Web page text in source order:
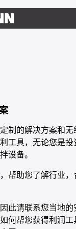
制的解决方案和
工具，无论您是
设备。
帮助您了解行业
此请联系您当地
何帮您获得利润